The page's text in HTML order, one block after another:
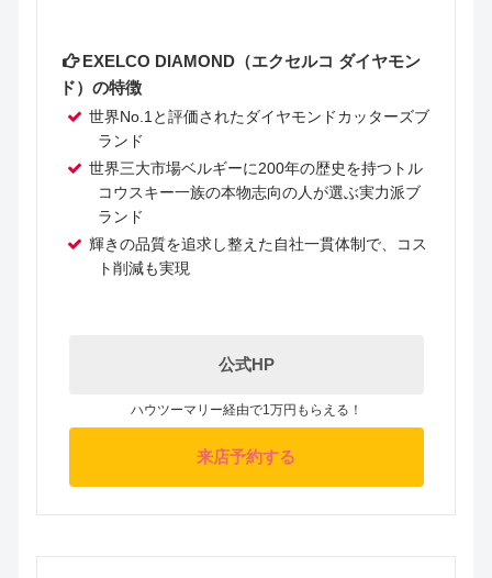
EXELCO DIAMOND（エクセルコ ダイヤモン
ド）の特徴
世界No.1と評価されたダイヤモンドカッターズブ
ランド
世界三大市場ベルギーに200年の歴史を持つトル
コウスキー一族の本物志向の人が選ぶ実力派ブ
ランド
輝きの品質を追求し整えた自社一貫体制で、コス
ト削減も実現
公式HP
ハウツーマリー経由で1万円もらえる！
来店予約する